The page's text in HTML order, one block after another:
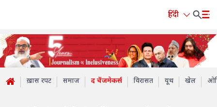
हिंदी
ख़ास रपट समाज द चेंजमेकर्स विरासत यूथ खेल